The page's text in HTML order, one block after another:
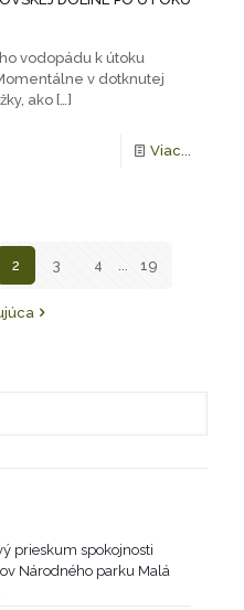
vodopádu k útoku
v dotknutej
ako […]
Viac...
2 3 4 19
prieskum spokojnosti
Národného parku Malá